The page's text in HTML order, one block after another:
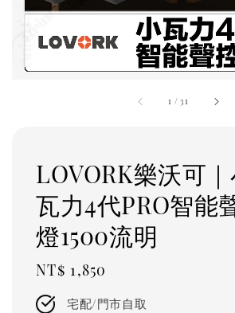
1 /31
LOVORK樂沃可
瓦力4代PRO智能
燈1500流明
Regular
price
NT$ 1,850
宅配/門市自取